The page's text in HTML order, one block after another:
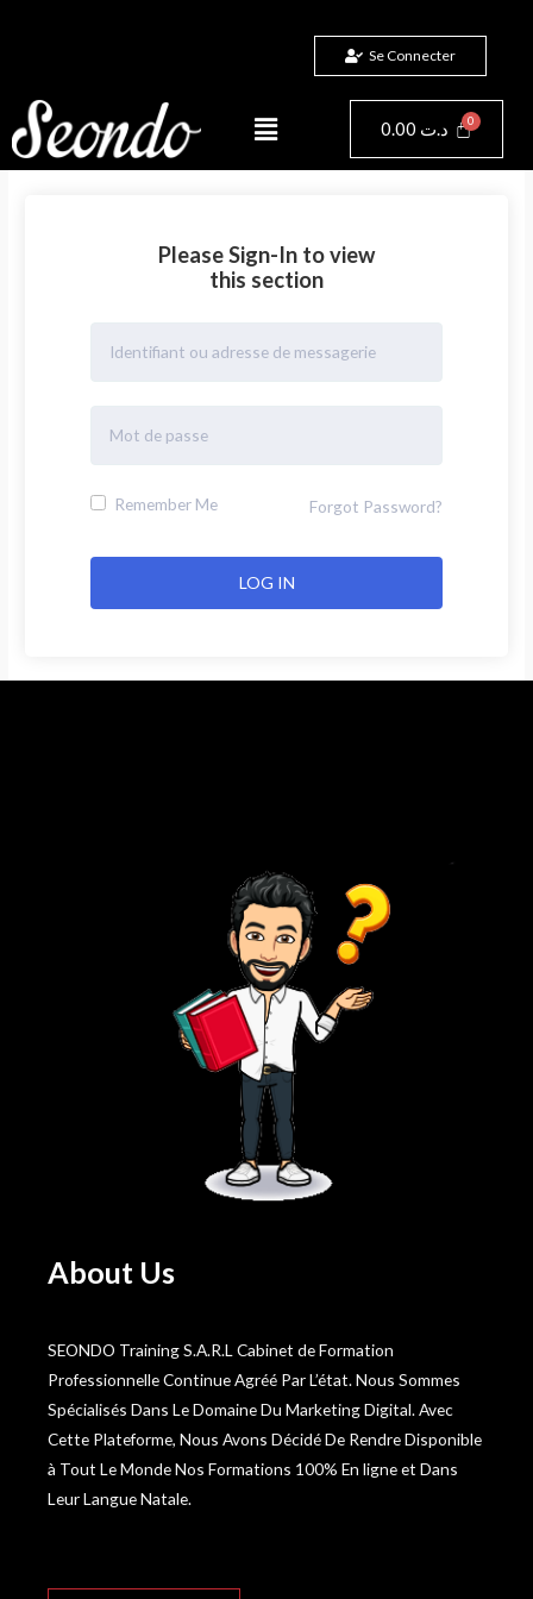
Se Connecter
Menu 0.00 د.ت Panier
Please Sign-In to view
this section
Remember Me Forgot Password?
About Us
SEONDO Training S.A.R.L Cabinet de Formation
Professionnelle Continue Agréé Par L’état. Nous Sommes
Spécialisés Dans Le Domaine Du Marketing Digital. Avec
Cette Plateforme, Nous Avons Décidé De Rendre Disponible
à Tout Le Monde Nos Formations 100% En ligne et Dans
Leur Langue Natale.